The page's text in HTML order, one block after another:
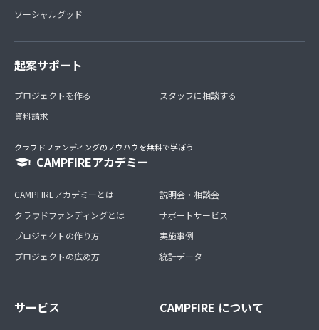
ソーシャルグッド
起案サポート
プロジェクトを作る
資料請求
スタッフに相談する
クラウドファンディングのノウハウを無料で学ぼう
CAMPFIREアカデミー
CAMPFIREアカデミーとは
クラウドファンディングとは
プロジェクトの作り方
プロジェクトの広め方
説明会・相談会
サポートサービス
実施事例
統計データ
サービス CAMPFIRE について